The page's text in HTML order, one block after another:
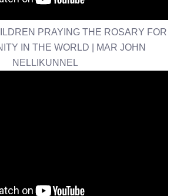
PRAYING THE ROSARY FOR
IN THE WORLD | MAR JOHN
NELLIKUNNEL